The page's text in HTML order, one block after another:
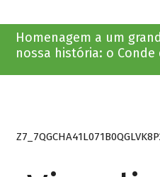
Homenagem a um
nossa história: o Conde